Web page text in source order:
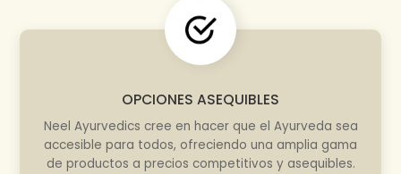
OPCIONES ASEQUIBLES
Neel Ayurvedics cree en hacer que el Ayurveda sea
accesible para todos, ofreciendo una amplia gama
de productos a precios competitivos y asequibles.